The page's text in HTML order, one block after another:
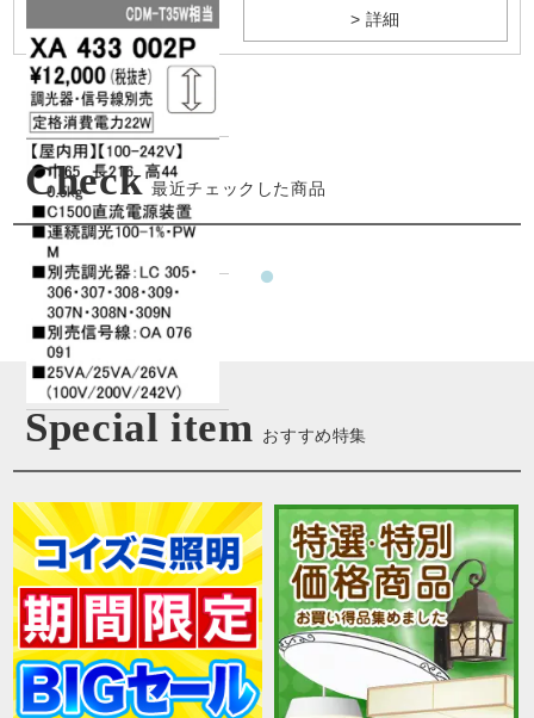
> 詳細
Check 最近チェックした商品
Special item おすすめ特集